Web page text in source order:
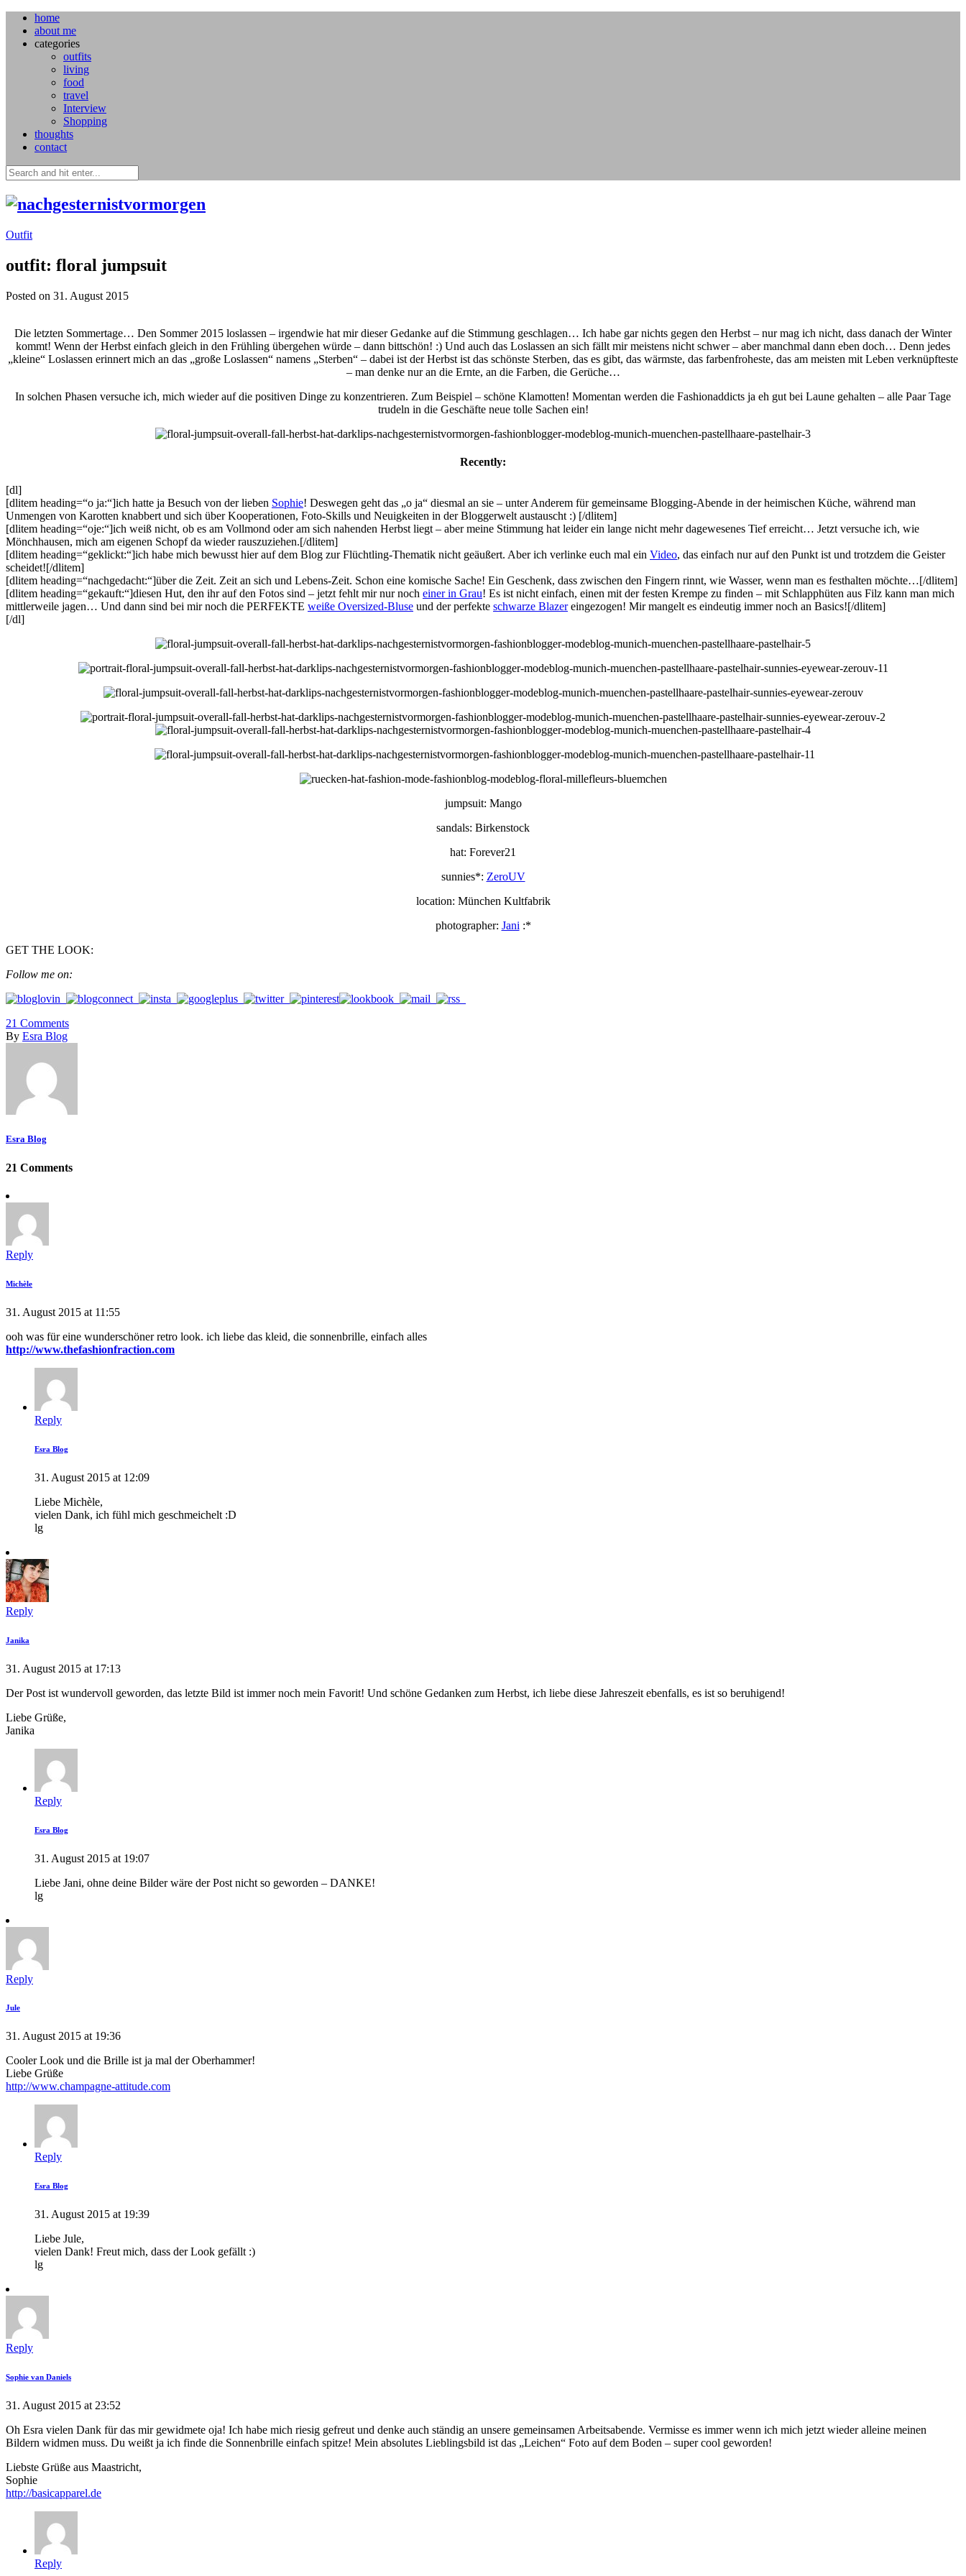
home
about me
categories
outfits
living
food
travel
Interview
Shopping
thoughts
contact
Outfit
outfit: floral jumpsuit
Posted on 31. August 2015
Die letzten Sommertage… Den Sommer 2015 loslassen – irgendwie hat mir dieser Gedanke auf die Stimmung geschlagen… Ich habe gar nichts gegen den Herbst – nur mag ich nicht, dass danach der Winter
kommt! Wenn der Herbst einfach gleich in den Frühling übergehen würde – dann bittschön! :) Und auch das Loslassen an sich fällt mir meistens nicht schwer – aber manchmal dann eben doch… Denn jedes
„kleine“ Loslassen erinnert mich an das „große Loslassen“ namens „Sterben“ – dabei ist der Herbst ist das schönste Sterben, das es gibt, das wärmste, das farbenfroheste, das am meisten mit Leben verknüpfteste
– man denke nur an die Ernte, an die Farben, die Gerüche…
In solchen Phasen versuche ich, mich wieder auf die positiven Dinge zu konzentrieren. Zum Beispiel – schöne Klamotten! Momentan werden die Fashionaddicts ja eh gut bei Laune gehalten – alle Paar Tage
trudeln in die Geschäfte neue tolle Sachen ein!
Recently:
[dl]
[dlitem heading=“o ja:“]ich hatte ja Besuch von der lieben Sophie! Deswegen geht das „o ja“ diesmal an sie – unter Anderem für gemeinsame Blogging-Abende in der heimischen Küche, während man
Unmengen von Karotten knabbert und sich über Kooperationen, Foto-Skills und Neuigkeiten in der Bloggerwelt austauscht :) [/dlitem]
[dlitem heading=“oje:“]ich weiß nicht, ob es am Vollmond oder am sich nahenden Herbst liegt – aber meine Stimmung hat leider ein lange nicht mehr dagewesenes Tief erreicht… Jetzt versuche ich, wie
Mönchhausen, mich am eigenen Schopf da wieder rauszuziehen.[/dlitem]
[dlitem heading=“geklickt:“]ich habe mich bewusst hier auf dem Blog zur Flüchtling-Thematik nicht geäußert. Aber ich verlinke euch mal ein Video, das einfach nur auf den Punkt ist und trotzdem die Geister
scheidet![/dlitem]
[dlitem heading=“nachgedacht:“]über die Zeit. Zeit an sich und Lebens-Zeit. Schon eine komische Sache! Ein Geschenk, dass zwischen den Fingern rinnt, wie Wasser, wenn man es festhalten möchte…[/dlitem]
[dlitem heading=“gekauft:“]diesen Hut, den ihr auf den Fotos sind – jetzt fehlt mir nur noch einer in Grau! Es ist nicht einfach, einen mit der festen Krempe zu finden – mit Schlapphüten aus Filz kann man mich
mittlerweile jagen… Und dann sind bei mir noch die PERFEKTE weiße Oversized-Bluse und der perfekte schwarze Blazereingezogen! Mir mangelt es eindeutig immer noch an Basics![/dlitem]
[/dl]
jumpsuit: Mango
sandals: Birkenstock
hat: Forever21
sunnies*: ZeroUV
location: München Kultfabrik
photographer: Jani :*
GET THE LOOK:
Follow me on:
21 Comments
By Esra Blog
Esra Blog
21 Comments
Reply
Michèle
31. August 2015 at 11:55
ooh was für eine wunderschöner retro look. ich liebe das kleid, die sonnenbrille, einfach alles
http://www.thefashionfraction.com
Reply
Esra Blog
31. August 2015 at 12:09
Liebe Michèle,
vielen Dank, ich fühl mich geschmeichelt :D
lg
Reply
Janika
31. August 2015 at 17:13
Der Post ist wundervoll geworden, das letzte Bild ist immer noch mein Favorit! Und schöne Gedanken zum Herbst, ich liebe diese Jahreszeit ebenfalls, es ist so beruhigend!
Liebe Grüße,
Janika
Reply
Esra Blog
31. August 2015 at 19:07
Liebe Jani, ohne deine Bilder wäre der Post nicht so geworden – DANKE!
lg
Reply
Jule
31. August 2015 at 19:36
Cooler Look und die Brille ist ja mal der Oberhammer!
Liebe Grüße
http://www.champagne-attitude.com
Reply
Esra Blog
31. August 2015 at 19:39
Liebe Jule,
vielen Dank! Freut mich, dass der Look gefällt :)
lg
Reply
Sophie van Daniels
31. August 2015 at 23:52
Oh Esra vielen Dank für das mir gewidmete oja! Ich habe mich riesig gefreut und denke auch ständig an unsere gemeinsamen Arbeitsabende. Vermisse es immer wenn ich mich jetzt wieder alleine meinen
Bildern widmen muss. Du weißt ja ich finde die Sonnenbrille einfach spitze! Mein absolutes Lieblingsbild ist das „Leichen“ Foto auf dem Boden – super cool geworden!
Liebste Grüße aus Maastricht,
Sophie
http://basicapparel.de
Reply